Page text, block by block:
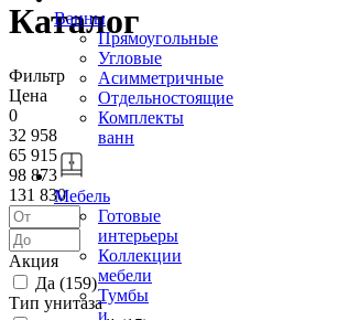
Ванны
Прямоугольные
Угловые
Асимметричные
Отдельностоящие
Комплекты
ванн
Мебель
Готовые
интерьеры
Коллекции
мебели
Тумбы
и
Каталог
Фильтр
Цена
0
32 958
65 915
98 873
131 830
Акция
Да (159)
Тип унитаза